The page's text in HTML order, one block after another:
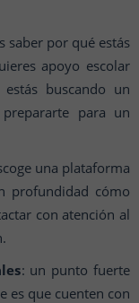
saber por qué estás
apoyo escolar
buscando un
para un
una plataforma
profundidad cómo
con atención al
: un punto fuerte
es que cuenten con